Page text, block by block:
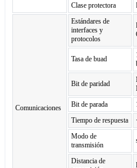
Clase protectora
Comunicaciones
Estándares de
interfaces y
protocolos
Tasa de buad
Bit de paridad
Bit de parada
Tiempo de respuesta
Modo de
transmisión
Distancia de